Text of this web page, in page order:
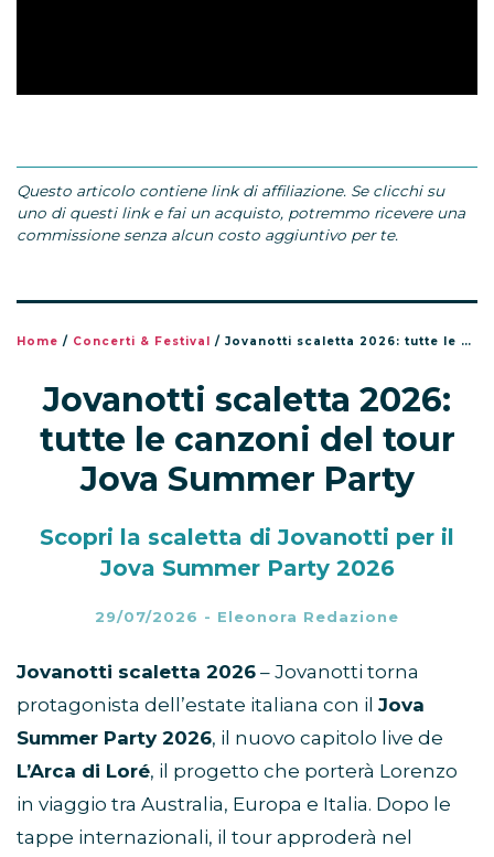
Questo articolo contiene link di affiliazione. Se clicchi su
uno di questi link e fai un acquisto, potremmo ricevere una
commissione senza alcun costo aggiuntivo per te.
Home / Concerti & Festival / Jovanotti scaletta 2026: tutte le canzoni del tour Jova Summer Party
Jovanotti scaletta 2026:
tutte le canzoni del tour
Jova Summer Party
Scopri la scaletta di Jovanotti per il
Jova Summer Party 2026
29/07/2026 - Eleonora Redazione
Jovanotti scaletta 2026 – Jovanotti torna
protagonista dell’estate italiana con il Jova
Summer Party 2026, il nuovo capitolo live de
L’Arca di Loré, il progetto che porterà Lorenzo
in viaggio tra Australia, Europa e Italia. Dopo le
tappe internazionali, il tour approderà nel